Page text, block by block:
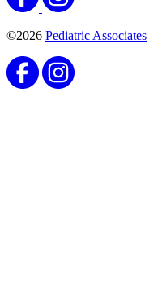
©2026 Pediatric Associates